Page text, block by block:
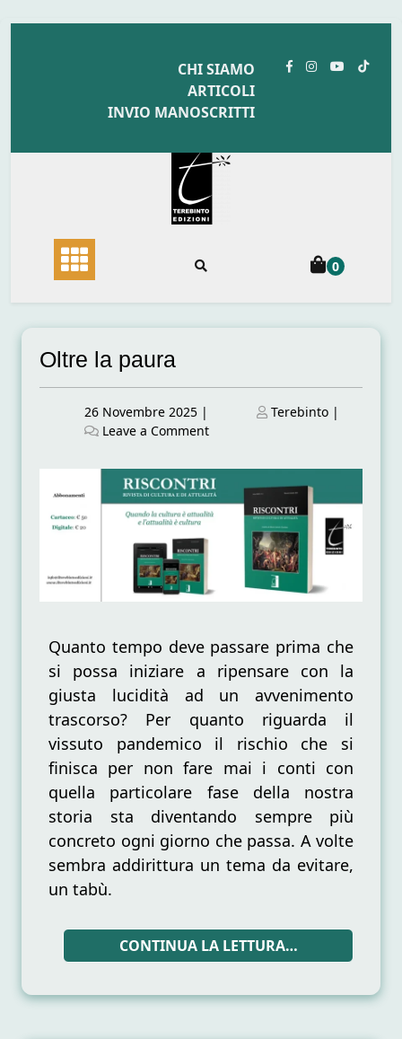
CHI SIAMO
ARTICOLI
INVIO MANOSCRITTI
0
Oltre la paura
Posted
on
26 Novembre 2025 |
Posted
Terebinto |
Leave a Commenton
la
paura
Quanto tempo deve passare prima che
si possa iniziare a ripensare con la
giusta lucidità ad un avvenimento
trascorso? Per quanto riguarda il
vissuto pandemico il rischio che si
finisca per non fare mai i conti con
quella particolare fase della nostra
storia sta diventando sempre più
concreto ogni giorno che passa. A volte
sembra addirittura un tema da evitare,
un tabù.
CONTINUA LA LETTURA…